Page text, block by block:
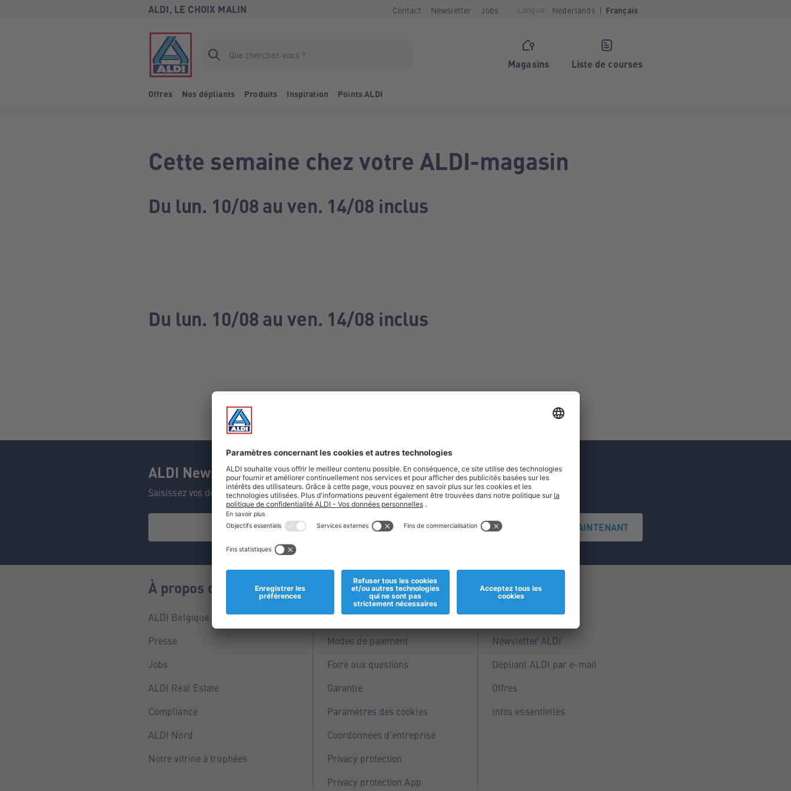
ALDI, LE CHOIX MALIN Contact Newsletter Jobs Langue: Nederlands Français
Magasins Liste de courses
Offres Nos dépliants Produits Inspiration Points ALDI
Cette semaine chez votre ALDI-magasin
Du lun. 10/08 au ven. 14/08 inclus
Du lun. 10/08 au ven. 14/08 inclus
ALDI Newsletter
Saisissez vos données et ne manquez aucune de nos offres.
S'INSCRIRE MAINTENANT
À propos de nous
ALDI Belgique
Presse
Jobs
ALDI Real Estate
Compliance
ALDI Nord
Notre vitrine à trophées
Informations
Magasins
Modes de paiement
Foire aux questions
Garantie
Paramètres des cookies
Coordonnées d'entreprise
Privacy protection
Privacy protection App
Service
Points ALDI
Newsletter ALDI
Dépliant ALDI par e-mail
Offres
Infos essentielles